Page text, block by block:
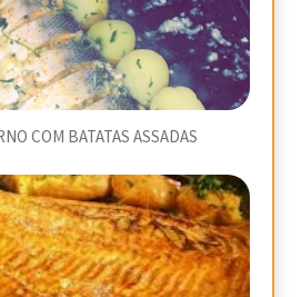
COM BATATAS ASSADAS